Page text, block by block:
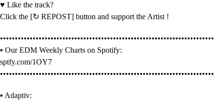
♥ Like the track?
Click the [↻ REPOST] button and support the Artist !
••••••••••••••••••••••••••••••••••••••••••••••••••••••••••••••••••••••••
▪ Our EDM Weekly Charts on Spotify:
sptfy.com/1OY7
••••••••••••••••••••••••••••••••••••••••••••••••••••••••••••••••••••••••
▪ Adaptiv: